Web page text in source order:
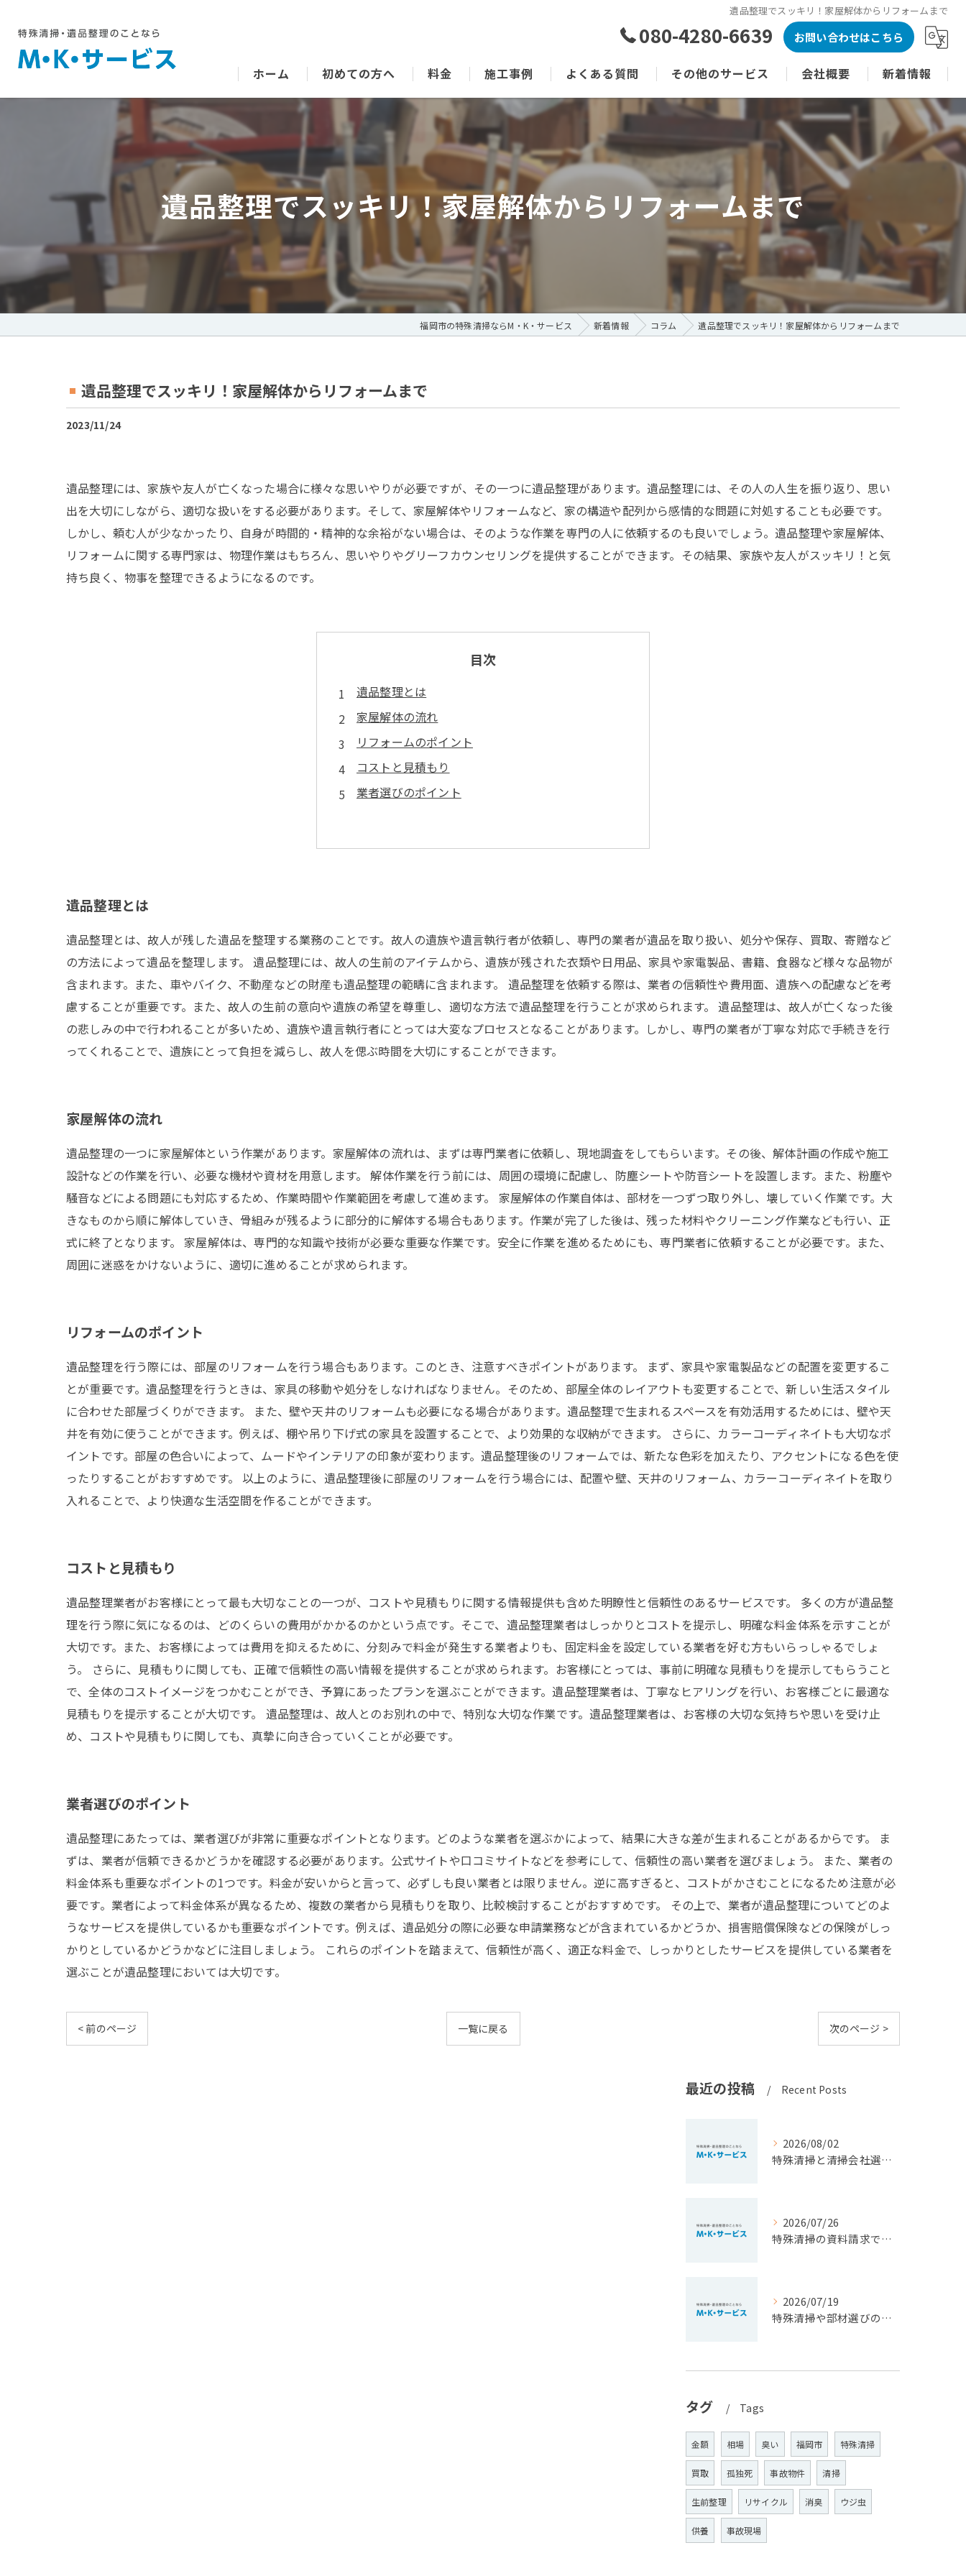
遺品整理でスッキリ！家屋解体からリフォームまで
080-4280-6639 お問い合わせはこちら
ホーム 初めての方へ 料金 施工事例 よくある質問 その他のサービス
不動産売買
原状回復
不用品回収
ゴミ屋敷
会社概要
代表あいさつ
新着情報
コラム
遺品整理でスッキリ！家屋解体からリフォームまで
福岡市の特殊清掃ならM・K・サービス 新着情報 コラム 遺品整理でスッキリ！家屋解体からリフォームまで
遺品整理でスッキリ！家屋解体からリフォームまで
2023/11/24
遺品整理には、家族や友人が亡くなった場合に様々な思いやりが必要ですが、その一つに遺品整理があります。遺品整理には、その人の人生を振り返り、思い
出を大切にしながら、適切な扱いをする必要があります。そして、家屋解体やリフォームなど、家の構造や配列から感情的な問題に対処することも必要です。
しかし、頼む人が少なかったり、自身が時間的・精神的な余裕がない場合は、そのような作業を専門の人に依頼するのも良いでしょう。遺品整理や家屋解体、
リフォームに関する専門家は、物理作業はもちろん、思いやりやグリーフカウンセリングを提供することができます。その結果、家族や友人がスッキリ！と気
持ち良く、物事を整理できるようになるのです。
目次
遺品整理とは
家屋解体の流れ
リフォームのポイント
コストと見積もり
業者選びのポイント
遺品整理とは
遺品整理とは、故人が残した遺品を整理する業務のことです。故人の遺族や遺言執行者が依頼し、専門の業者が遺品を取り扱い、処分や保存、買取、寄贈など
の方法によって遺品を整理します。 遺品整理には、故人の生前のアイテムから、遺族が残された衣類や日用品、家具や家電製品、書籍、食器など様々な品物が
含まれます。また、車やバイク、不動産などの財産も遺品整理の範疇に含まれます。 遺品整理を依頼する際は、業者の信頼性や費用面、遺族への配慮などを考
慮することが重要です。また、故人の生前の意向や遺族の希望を尊重し、適切な方法で遺品整理を行うことが求められます。 遺品整理は、故人が亡くなった後
の悲しみの中で行われることが多いため、遺族や遺言執行者にとっては大変なプロセスとなることがあります。しかし、専門の業者が丁寧な対応で手続きを行
ってくれることで、遺族にとって負担を減らし、故人を偲ぶ時間を大切にすることができます。
家屋解体の流れ
遺品整理の一つに家屋解体という作業があります。家屋解体の流れは、まずは専門業者に依頼し、現地調査をしてもらいます。その後、解体計画の作成や施工
設計などの作業を行い、必要な機材や資材を用意します。 解体作業を行う前には、周囲の環境に配慮し、防塵シートや防音シートを設置します。また、粉塵や
騒音などによる問題にも対応するため、作業時間や作業範囲を考慮して進めます。 家屋解体の作業自体は、部材を一つずつ取り外し、壊していく作業です。大
きなものから順に解体していき、骨組みが残るように部分的に解体する場合もあります。作業が完了した後は、残った材料やクリーニング作業なども行い、正
式に終了となります。 家屋解体は、専門的な知識や技術が必要な重要な作業です。安全に作業を進めるためにも、専門業者に依頼することが必要です。また、
周囲に迷惑をかけないように、適切に進めることが求められます。
リフォームのポイント
遺品整理を行う際には、部屋のリフォームを行う場合もあります。このとき、注意すべきポイントがあります。 まず、家具や家電製品などの配置を変更するこ
とが重要です。遺品整理を行うときは、家具の移動や処分をしなければなりません。そのため、部屋全体のレイアウトも変更することで、新しい生活スタイル
に合わせた部屋づくりができます。 また、壁や天井のリフォームも必要になる場合があります。遺品整理で生まれるスペースを有効活用するためには、壁や天
井を有効に使うことができます。例えば、棚や吊り下げ式の家具を設置することで、より効果的な収納ができます。 さらに、カラーコーディネイトも大切なポ
イントです。部屋の色合いによって、ムードやインテリアの印象が変わります。遺品整理後のリフォームでは、新たな色彩を加えたり、アクセントになる色を使
ったりすることがおすすめです。 以上のように、遺品整理後に部屋のリフォームを行う場合には、配置や壁、天井のリフォーム、カラーコーディネイトを取り
入れることで、より快適な生活空間を作ることができます。
コストと見積もり
遺品整理業者がお客様にとって最も大切なことの一つが、コストや見積もりに関する情報提供も含めた明瞭性と信頼性のあるサービスです。 多くの方が遺品整
理を行う際に気になるのは、どのくらいの費用がかかるのかという点です。そこで、遺品整理業者はしっかりとコストを提示し、明確な料金体系を示すことが
大切です。また、お客様によっては費用を抑えるために、分刻みで料金が発生する業者よりも、固定料金を設定している業者を好む方もいらっしゃるでしょ
う。 さらに、見積もりに関しても、正確で信頼性の高い情報を提供することが求められます。お客様にとっては、事前に明確な見積もりを提示してもらうこと
で、全体のコストイメージをつかむことができ、予算にあったプランを選ぶことができます。遺品整理業者は、丁寧なヒアリングを行い、お客様ごとに最適な
見積もりを提示することが大切です。 遺品整理は、故人とのお別れの中で、特別な大切な作業です。遺品整理業者は、お客様の大切な気持ちや思いを受け止
め、コストや見積もりに関しても、真摯に向き合っていくことが必要です。
業者選びのポイント
遺品整理にあたっては、業者選びが非常に重要なポイントとなります。どのような業者を選ぶかによって、結果に大きな差が生まれることがあるからです。 ま
ずは、業者が信頼できるかどうかを確認する必要があります。公式サイトや口コミサイトなどを参考にして、信頼性の高い業者を選びましょう。 また、業者の
料金体系も重要なポイントの1つです。料金が安いからと言って、必ずしも良い業者とは限りません。逆に高すぎると、コストがかさむことになるため注意が必
要です。業者によって料金体系が異なるため、複数の業者から見積もりを取り、比較検討することがおすすめです。 その上で、業者が遺品整理についてどのよ
うなサービスを提供しているかも重要なポイントです。例えば、遺品処分の際に必要な申請業務などが含まれているかどうか、損害賠償保険などの保険がしっ
かりとしているかどうかなどに注目しましょう。 これらのポイントを踏まえて、信頼性が高く、適正な料金で、しっかりとしたサービスを提供している業者を
選ぶことが遺品整理においては大切です。
< 前のページ 一覧に戻る 次のページ >
最近の投稿 Recent Posts
2026/08/02
特殊清掃と清掃会社選びを福岡県北九州市小倉南区で安心して進めるための大切なポイント
2026/07/26
特殊清掃の資料請求で費用相場や依頼基準を正しく知るための徹底ガイド
2026/07/19
特殊清掃や部材選びのポイントを福岡県豊前市で安心費用とともに徹底解説
タグ Tags
金額 相場 臭い 福岡市 特殊清掃
買取 孤独死 事故物件 清掃
生前整理 リサイクル 消臭 ウジ虫
供養 事故現場